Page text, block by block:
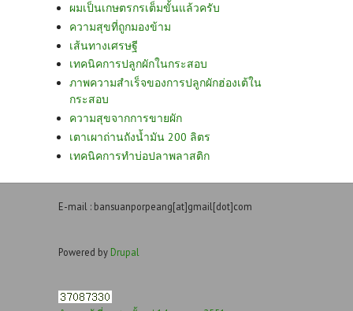
ผมเป็นเกษตรกรเต็มขั้นแล้วครับ
ความสุขที่ถูกมองข้าม
เส้นทางเศรษฐี
เทคนิคการปลูกผักในกระสอบ
ภาพความสำเร็จของการปลูกผักฮ่องเต้ใน
กระสอบ
ความสุขจากการขายผัก
เตาเผาถ่านถังน้ำมัน 200 ลิตร
เทคนิคการทำบ่อปลาพลาสติก
E-mail : bansuanporpeang[at]gmail[dot]com
Powered by Drupal